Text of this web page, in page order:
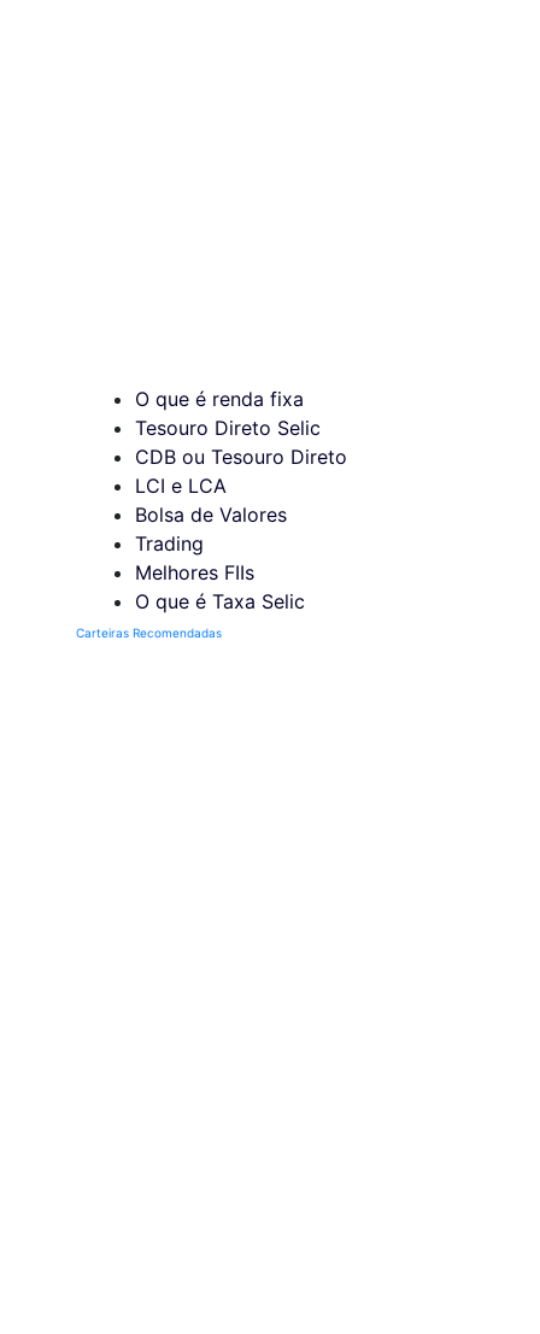
O que é renda fixa
Tesouro Direto Selic
CDB ou Tesouro Direto
LCI e LCA
Bolsa de Valores
Trading
Melhores FIIs
O que é Taxa Selic
Carteiras Recomendadas